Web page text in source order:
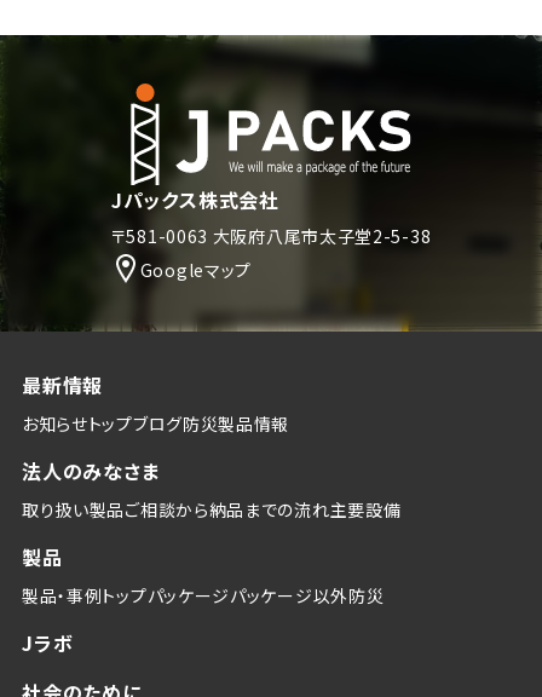
Jパックス株式会社
〒581-0063 大阪府八尾市太子堂2-5-38
Googleマップ
最新情報
お知らせトップブログ防災製品情報
法人のみなさま
取り扱い製品ご相談から納品までの流れ主要設備
製品
製品・事例トップパッケージパッケージ以外防災
Jラボ